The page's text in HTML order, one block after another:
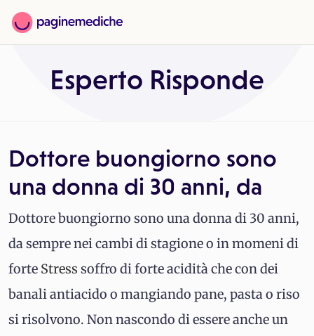
Esperto Risponde
Dottore buongiorno sono
una donna di 30 anni, da
Dottore buongiorno sono una donna di 30 anni,
da sempre nei cambi di stagione o in momeni di
forte Stress soffro di forte acidità che con dei
banali antiacido o mangiando pane, pasta o riso
si risolvono. Non nascondo di essere anche un